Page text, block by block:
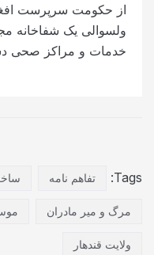
از حکومت سرپرست
ولسوالی یک شفاخانه
خدمات و مراکز صحی
Tags: تفاهم نامه ساخت
مرگ و میر مادران
ولایت قندهار